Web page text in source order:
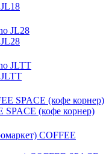
SPACE (кофе корнер)